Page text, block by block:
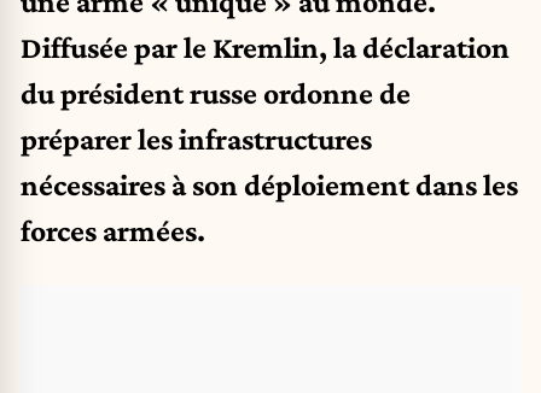
Diffusée par le Kremlin, la déclaration
du président russe ordonne de
préparer les infrastructures
nécessaires à son déploiement dans les
forces armées.